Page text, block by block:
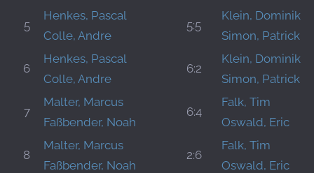
5
Henkes, Pascal
Colle, Andre
5:5
Klein, Dominik
Simon, Patrick
6
Henkes, Pascal
Colle, Andre
6:2
Klein, Dominik
Simon, Patrick
7
Malter, Marcus
Faßbender, Noah
6:4
Falk, Tim
Oswald, Eric
8
Malter, Marcus
Faßbender, Noah
2:6
Falk, Tim
Oswald, Eric